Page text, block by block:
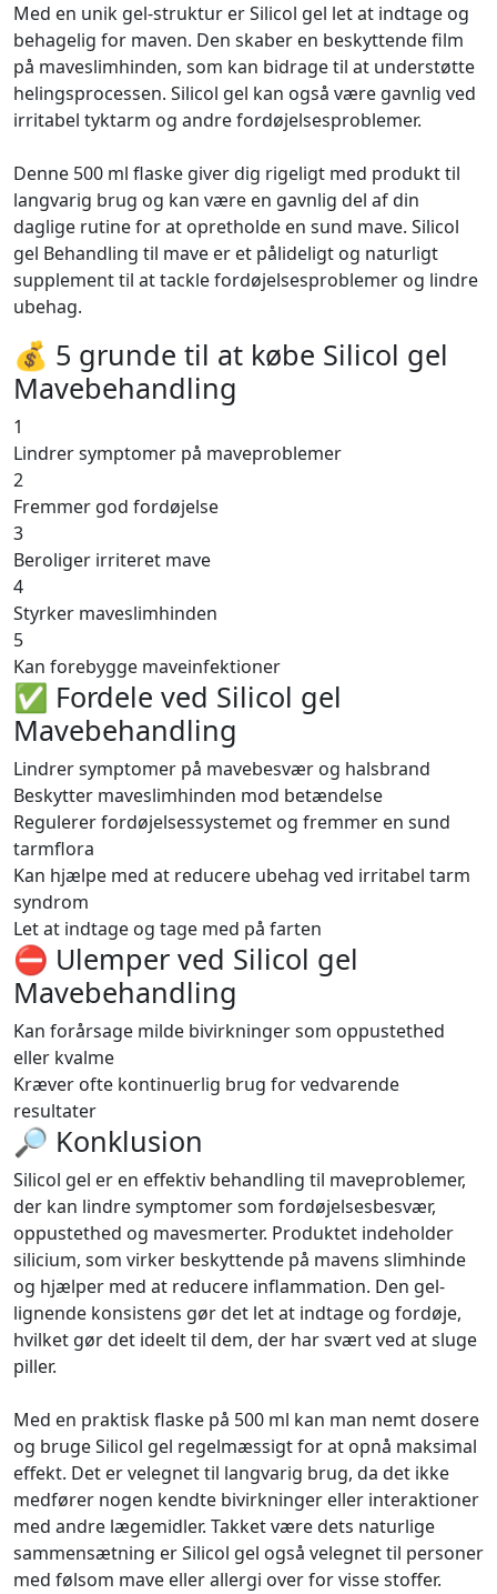
Med en unik gel-struktur er Silicol gel let at indtage og
behagelig for maven. Den skaber en beskyttende film
på maveslimhinden, som kan bidrage til at understøtte
helingsprocessen. Silicol gel kan også være gavnlig ved
irritabel tyktarm og andre fordøjelsesproblemer.
Denne 500 ml flaske giver dig rigeligt med produkt til
langvarig brug og kan være en gavnlig del af din
daglige rutine for at opretholde en sund mave. Silicol
gel Behandling til mave er et pålideligt og naturligt
supplement til at tackle fordøjelsesproblemer og lindre
ubehag.
💰 5 grunde til at købe Silicol gel
Mavebehandling
1
Lindrer symptomer på maveproblemer
2
Fremmer god fordøjelse
3
Beroliger irriteret mave
4
Styrker maveslimhinden
5
Kan forebygge maveinfektioner
✅ Fordele ved Silicol gel
Mavebehandling
Lindrer symptomer på mavebesvær og halsbrand
Beskytter maveslimhinden mod betændelse
Regulerer fordøjelsessystemet og fremmer en sund
tarmflora
Kan hjælpe med at reducere ubehag ved irritabel tarm
syndrom
Let at indtage og tage med på farten
⛔️ Ulemper ved Silicol gel
Mavebehandling
Kan forårsage milde bivirkninger som oppustethed
eller kvalme
Kræver ofte kontinuerlig brug for vedvarende
resultater
🔎 Konklusion
Silicol gel er en effektiv behandling til maveproblemer,
der kan lindre symptomer som fordøjelsesbesvær,
oppustethed og mavesmerter. Produktet indeholder
silicium, som virker beskyttende på mavens slimhinde
og hjælper med at reducere inflammation. Den gel-
lignende konsistens gør det let at indtage og fordøje,
hvilket gør det ideelt til dem, der har svært ved at sluge
piller.
Med en praktisk flaske på 500 ml kan man nemt dosere
og bruge Silicol gel regelmæssigt for at opnå maksimal
effekt. Det er velegnet til langvarig brug, da det ikke
medfører nogen kendte bivirkninger eller interaktioner
med andre lægemidler. Takket være dets naturlige
sammensætning er Silicol gel også velegnet til personer
med følsom mave eller allergi over for visse stoffer.